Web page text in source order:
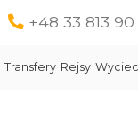
+48 33 813
Transfery Rejsy